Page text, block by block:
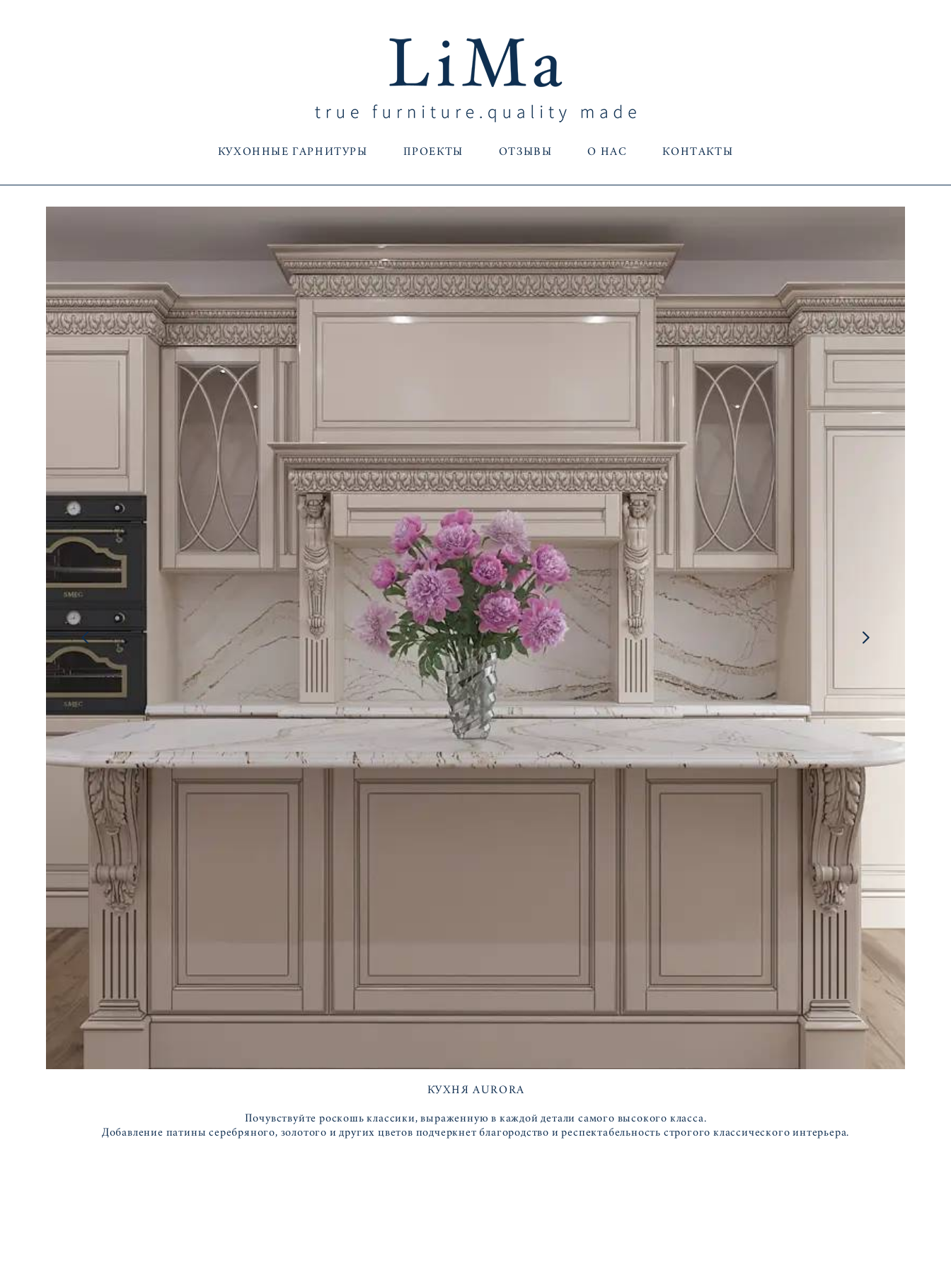
КУХОННЫЕ ГАРНИТУРЫ ПРОЕКТЫ ОТЗЫВЫ О НАС КОНТАКТЫ
КУХНЯ AURORA
Почувствуйте роскошь классики, выраженную в каждой детали самого высокого класса.
Добавление патины серебряного, золотого и других цветов подчеркнет благородство и респектабельность строгого классического интерьера.